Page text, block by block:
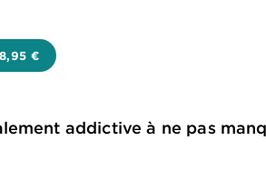
€
addictive à ne pas